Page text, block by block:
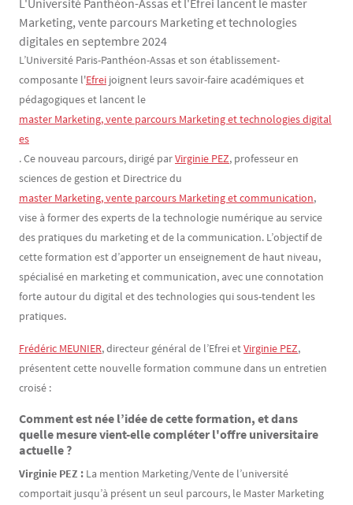
L'Université Panthéon-Assas et l'Efrei lancent le master
Marketing, vente parcours Marketing et technologies
digitales en septembre 2024
Contenu
Texte
L’Université Paris-Panthéon-Assas et son établissement-
composante l'Efrei joignent leurs savoir-faire académiques et
pédagogiques et lancent le
master Marketing, vente parcours Marketing et technologies digital
es
. Ce nouveau parcours, dirigé parVirginie PEZ, professeur en
sciences de gestion et Directrice du
master Marketing, vente parcours Marketing et communication,
vise à former des experts de la technologie numérique au service
des pratiques du marketing et de la communication. L’objectif de
cette formation est d’apporter un enseignement de haut niveau,
spécialisé en marketing et communication, avec une connotation
forte autour du digital et des technologies qui sous-tendent les
pratiques.
Frédéric MEUNIER, directeur général de l’Efrei etVirginie PEZ,
présentent cette nouvelle formation commune dans un entretien
croisé :
Comment est née l’idée de cette formation, et dans
quelle mesure vient-elle compléter l'offre universitaire
actuelle ?
Virginie PEZ : La mention Marketing/Vente de l’université
comportait jusqu’à présent un seul parcours, le Master Marketing